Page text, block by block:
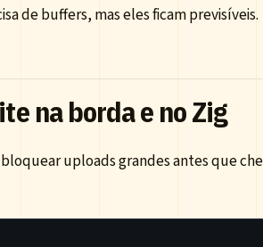
de buffers, mas eles ficam previsíveis.
na borda e no Zig
uploads grandes antes que